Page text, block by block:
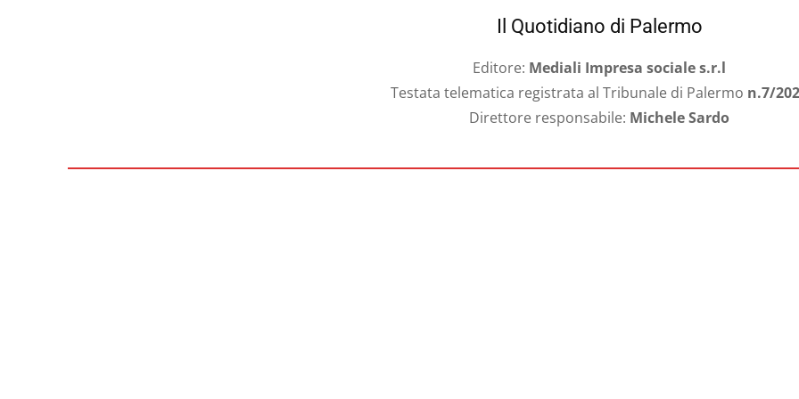
Il Quotidiano di Palermo
Editore: Mediali Impresa sociale s.r.l
Testata telematica registrata al Tribunale di Palermo n.7/
Direttore responsabile: Michele Sardo